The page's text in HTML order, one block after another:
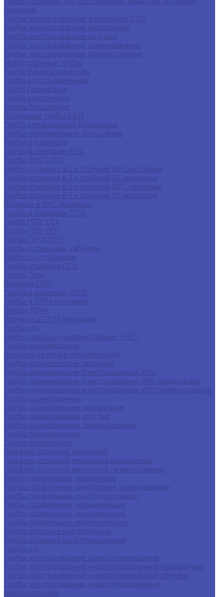
(кожухов)
Трубы электросварные в изоляции ППУ
Трубы электросварные квадратные
Трубы электросварные круглые
Трубы электросварные оцинкованные
Трубы электросварные прямоугольные
Магистральные трубы
Труба биметаллическая
Труба восстановленная
Труба газлифтная
Труба криогенная
Трубы бесшовные
Котельные трубы КВД
Труба легированная бесшовная
Трубы нержавеющие бесшовные
Трубы в изоляции
Трубы в изоляции ВУС
Трубы ВУС ЦПП
Трубы стальные в 2-х слойной ВУС изоляции
Трубы стальные в 2-х слойной УС изоляции
Трубы стальные в 3-х слойной ВУС изоляции
Трубы стальные в 3-х слойной УС изоляции
Фитинги в ВУС изоляции
Трубы в изоляции ППУ
Труба ППУ ОЦ
Труба ППУ ПЭ
Трубы ПНД ППУ
Трубы с греющим кабелем
Трубы со спутником
Трубы стальные ППУ
Трубы Твин
Фитинги ППУ
Трубы в изоляции ЦПИ
Трубы в ППМ изоляции
Опоры ППМ
Фитинги в ППМ изоляции
Трубы г/д
Трубы насосно-компрессорные (НКТ)
Трубы нержавеющие
Зеркальная труба нержавеющая
Трубы нержавеющие овальные
Трубы нержавеющие электросварные AISI
Трубы нержавеющие электросварные AISI квадратные
Трубы нержавеющие электросварные AISI прямоугольные
Трубы оцинкованные
Трубы оцинкованные квадратные
Трубы оцинкованные круглые
Трубы оцинкованные прямоугольные
Трубы прецизионные
Трубы профильные
Профиль стальной замкнутый
Профиль стальной замкнутый квадратный
Профиль стальной замкнутый прямоугольный
Трубы профильные квадратные
Трубы профильные квадратные оцинкованные
Трубы профильные конструкционные
Трубы профильные нержавеющие
Трубы профильные оцинкованные
Трубы профильные прямоугольные
Трубы стальные жаропрочные
Трубы стальные конструкционные
Трубы х/д
Трубы электросварные низколегированные
Трубы электросварные низколегированные квадратные
Трубы электросварные низколегированные круглые
Трубы электросварные низколегированные
прямоугольные